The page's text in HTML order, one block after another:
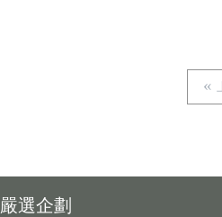
嚴選企劃